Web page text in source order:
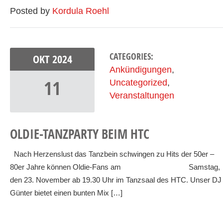
Posted by Kordula Roehl
OKT2024
11
CATEGORIES:
Ankündigungen,
Uncategorized,
Veranstaltungen
OLDIE-TANZPARTY BEIM HTC
Nach Herzenslust das Tanzbein schwingen zu Hits der 50er –
80er Jahre können Oldie-Fans am Samstag,
den 23. November ab 19.30 Uhr im Tanzsaal des HTC. Unser DJ
Günter bietet einen bunten Mix […]